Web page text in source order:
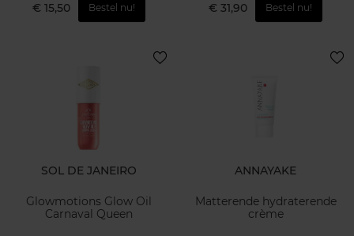
€ 15,50 Bestel nu! € 31,90 Bestel nu!
SOL DE JANEIRO
Glowmotions Glow Oil
Carnaval Queen
ANNAYAKE
Matterende hydraterende
crème